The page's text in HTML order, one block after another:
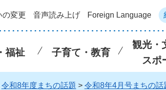
の変更 音声読み上げ Foreign Language
福祉 子育て・教育
観光・
スポ
令和8年度まちの話題 > 令和8年4月号まちの話